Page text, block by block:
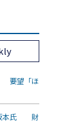
要望「ほ
坂本氏 財